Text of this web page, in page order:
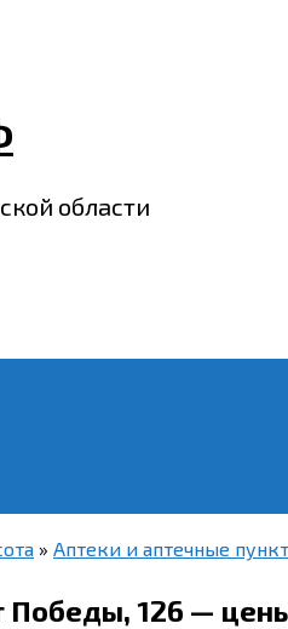
области
» Аптеки и аптечные
126 —